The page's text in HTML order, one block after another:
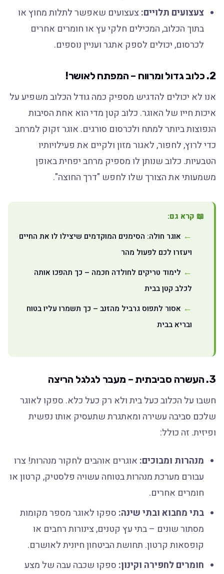
צעצועים תלויים:צעצועים שאפשר לתלות מחוץ או
בתוך הכלוב, המכילים חלקי עץ או חומרים אחרים
לכרסום, יכולים לספק אתגר ועניין נוספים.
2. כלוב גדול ומרווח – המפתח לאושר!
אנו לא יכולים להדגיש מספיק כמה גודל הכלוב משפיע על
איכות חייו של האוגר. כלוב קטן מדי הוא אחת הסיבות
הנפוצות ביותר למתח ולכרסום סורגים. אוגר זקוק למרחב
כדי לרוץ, לחפור, לאגור מזון ולקיים את פעילויותיו
הטבעיות. כלוב שנותן לו מספיק מרחב יפחית באופן
משמעותי את הצורך שלו לחפש "דרך החוצה".
📖 קרא גם:
אוגר חולה: הסימנים המוקדמים שיצילו לו את החיים
ויעזרו לכם לפעול מהר
לימוד טריקים לחולדה חכמה – כך תהפכו אותה
לכלב קטן בבית
אסור לתפוס גרביל מהזנב – כך תשמרו עליו בטוח
ובריא בבית
3. העשרה סביבתית – מעבר לגלגל הריצה
חשבו על הכלוב כעל בית ולא רק כעל כלא. ספקו לאוגר
שלכם סביבה עשירה ומאתגרת שתעסיק אותו נפשית
ופיזית. זה כולל:
מנהרות ומבוכים:אוגרים אוהבים לחקור מנהרות! צרו
עבורם מערכת מנהרות בטוחה עשויה פלסטיק, קרטון או
חומרים אחרים.
בתי מחבוא ובתי שינה:ספקו לאוגר מספר מקומות
מסתור שונים – בתי עץ קטנים, צינורות רחבים או
קופסאות קרטון. תחושת הביטחון חיונית לאושרם.
חומרים לחפירה וקינון:ספקו שכבה עבה של מצע